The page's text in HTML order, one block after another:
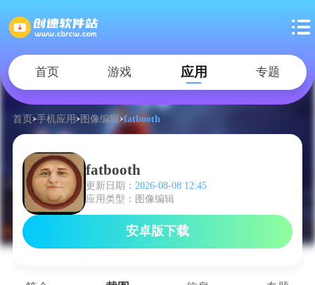
首页 游戏 应用 专题
首页 手机应用 图像编辑 fatbooth
fatbooth
更新日期： 2026-08-08 12:45
应用类型：图像编辑
安卓版下载